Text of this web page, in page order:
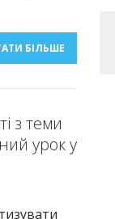
БІЛЬШЕ
з теми
урок у